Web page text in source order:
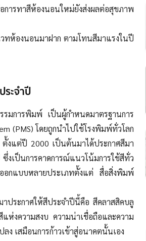
การทาสีห้องนอนใหม่ยังส่งผลต่อสุขภาพ
วทห้องนอนมาฝาก ตามโทนสีมาแรงในปี
ระจำปี
มการพิมพ์ เป็นผู้กำหนดมาตรฐานการ
(PMS) โดยถูกนำไปใช้โรงพิมพ์ทั่วโลก
งแต่ปี 2000 เป็นต้นมาได้ประกาศสีมา
งเป็นการคาดการณ์แนวโน้มการใช้สีทั่ว
อกแบบหลายประเภทตั้งแต่ สื่อสิ่งพิมพ์
ประกาศให้สีประจำปีนี้คือ สีคลาสสิคบลู
แห่งความสงบ ความน่าเชื่อถือและความ
ง เสมือนการก้าวเข้าสู่อนาคตนั้นเอง